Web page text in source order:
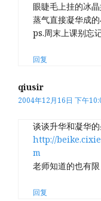
眼睫毛上挂的冰
蒸气直接凝华成的
ps.周末上课别忘
回复
qiusir
2004年12月16日 下午
谈谈升华和凝华
http://
m
老师知道的也有
回复